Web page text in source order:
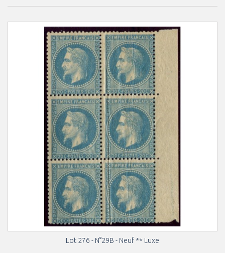
Lot 276 - N°29B - Neuf ** Luxe